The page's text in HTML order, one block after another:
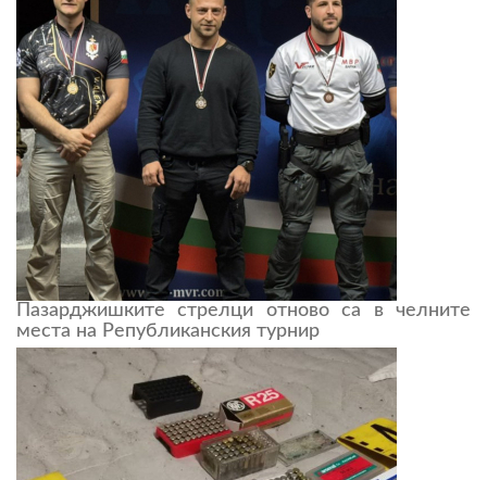
Пазарджишките стрелци отново са в челните
места на Републиканския турнир